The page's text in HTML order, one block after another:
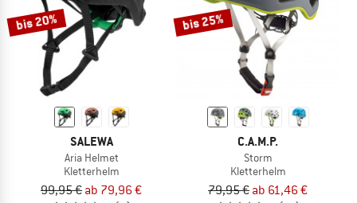
bis 20%
SALEWA
Aria Helmet
Kletterhelm
99,95 € ab 79,96 €
bis 25%
C.A.M.P.
Storm
Kletterhelm
79,95 € ab 61,46 €